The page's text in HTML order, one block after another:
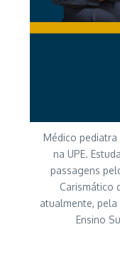
Médico
na UPE.
passagens
Carismático
atualmente,
Ensino